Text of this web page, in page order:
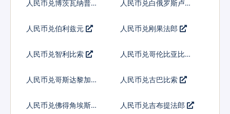
人民币兑博茨瓦纳普拉 人民币兑白俄罗斯卢布
人民币兑伯利兹元 人民币兑刚果法郎
人民币兑智利比索 人民币兑哥伦比亚比索
人民币兑哥斯达黎加科
人民币兑古巴比索
人民币兑佛得角埃斯库
人民币兑吉布提法郎